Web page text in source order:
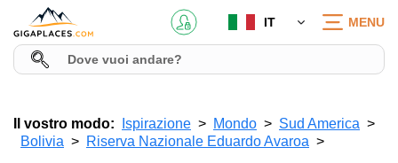
IT MENU
Il vostro modo: Ispirazione Mondo
Sud America
Bolivia
Riserva Nazionale Eduardo Avaroa